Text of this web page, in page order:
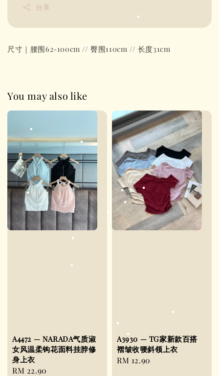
分享
尺寸｜腰围62-100cm // 臀围110cm // 长度31cm
You may also like
A4472 — NARADA气质淑
女风温柔钩花面料挂脖修
身上衣
Regular
RM 22.90
A3930 — TG家新款百搭
褶皱收腰斜领上衣
Regular
RM 12.90